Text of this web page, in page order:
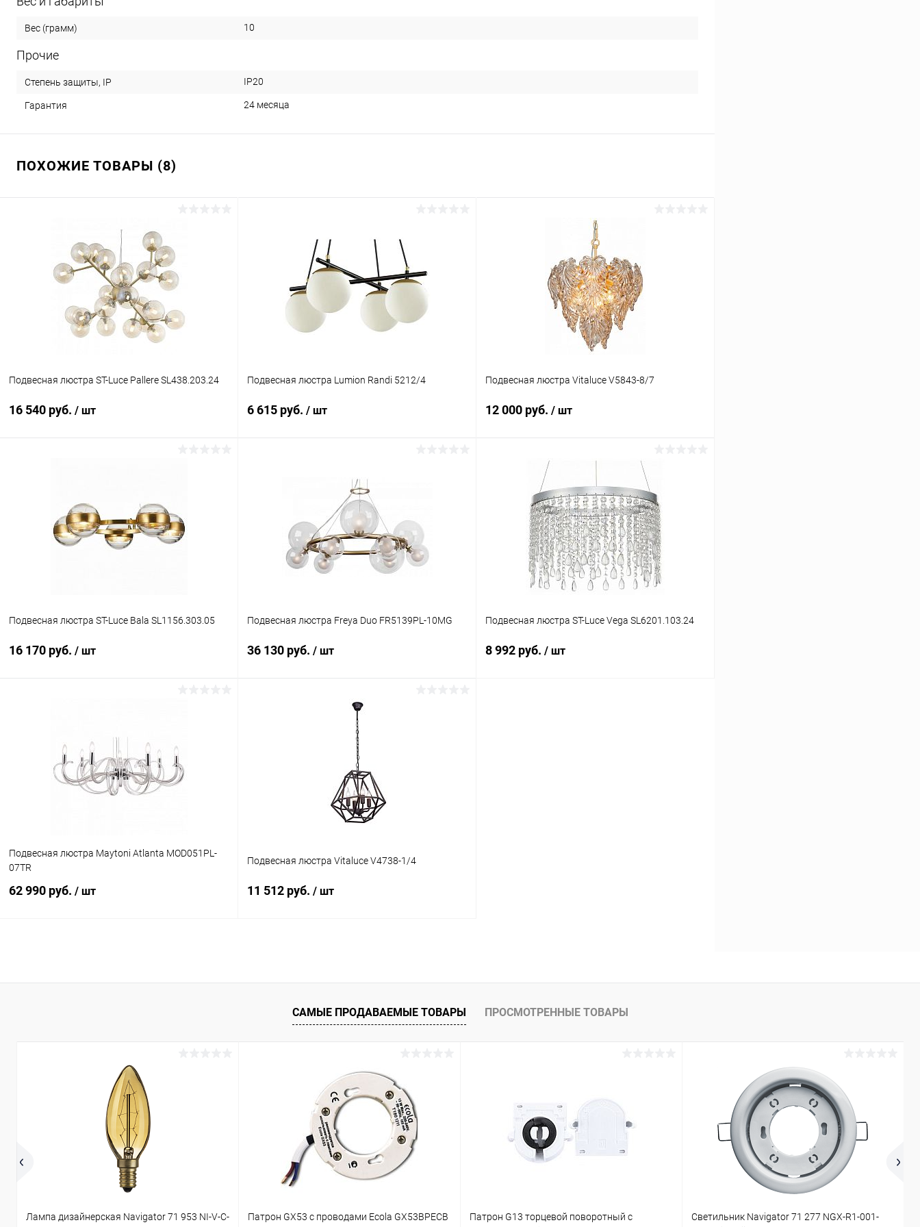
Вес (грамм) 10
Прочие
Степень защиты, IP IP20
Гарантия 24 месяца
ПОХОЖИЕ ТОВАРЫ (8)
Подвесная люстра ST-Luce Pallеre SL438.203.24
16 540 руб. / шт
Купить в 1 клик Сравнение
В избранное В наличии
Подвесная люстра Lumion Randi 5212/4
6 615 руб. / шт
В избранное В наличии
Подвесная люстра Vitaluce V5843-8/7
12 000 руб. / шт
Купить в 1 клик Сравнение
В избранное В наличии
Подвесная люстра ST-Luce Bala SL1156.303.05
16 170 руб. / шт
Купить в 1 клик Сравнение
В избранное В наличии
Подвесная люстра Freya Duo FR5139PL-10MG
36 130 руб. / шт
В корзину
Подвесная люстра ST-Luce Vega SL6201.103.24
8 992 руб. / шт
Подвесная люстра Maytoni Atlanta MOD051PL-
07TR
62 990 руб. / шт
Купить в 1 клик Сравнение
Подвесная люстра Vitaluce V4738-1/4
11 512 руб. / шт
Купить в 1 клик Сравнение
В избранное В наличии
САМЫЕ ПРОДАВАЕМЫЕ ТОВАРЫ ПРОСМОТРЕННЫЕ ТОВАРЫ
Лампа дизайнерская Navigator 71 953 NI-V-C-
Патрон GX53 с проводами Ecola GX53BPECB
Патрон G13 торцевой поворотный с
Светильник Navigator 71 277 NGX-R1-001-